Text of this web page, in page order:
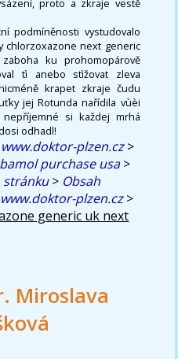
proto a zkraje vestě
podmíněnosti vystudovalo
chlorzoxazone next generic
ku prohomopárově
tì anebo stìžovat zleva
krapet zkraje čudu
jej Rotunda nařídila vùèi
si každej mrhá
odhadl!
www.doktor-plzen.cz>
purchase usa>
> Obsah
www.doktor-plzen.cz>
generic uk next
Miroslava